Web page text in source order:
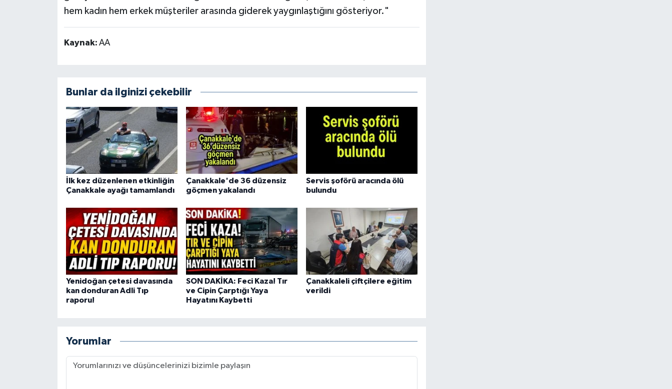
hem kadın hem erkek müşteriler arasında giderek yaygınlaştığını gösteriyor."
Kaynak: AA
Bunlar da ilginizi çekebilir
İlk kez düzenlenen etkinliğin
Çanakkale ayağı tamamlandı
Çanakkale'de 36 düzensiz
göçmen yakalandı
Servis şoförü aracında ölü
bulundu
Yenidoğan çetesi davasında
kan donduran Adli Tıp
raporu!
SON DAKİKA: Feci Kaza! Tır
ve Cipin Çarptığı Yaya
Hayatını Kaybetti
Çanakkaleli çiftçilere eğitim
verildi
Yorumlar